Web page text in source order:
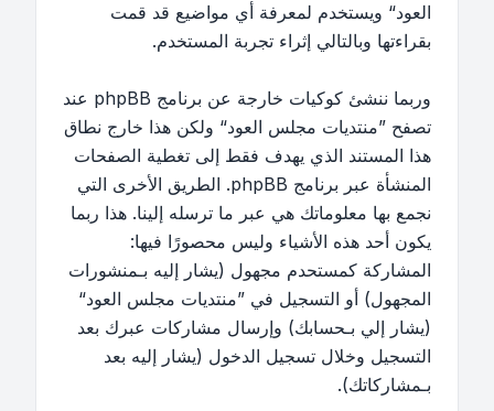
العود“ ويستخدم لمعرفة أي مواضيع قد قمت
بقراءتها وبالتالي إثراء تجربة المستخدم.
وربما ننشئ كوكيات خارجة عن برنامج phpBB عند
تصفح ”منتديات مجلس العود“ ولكن هذا خارج نطاق
هذا المستند الذي يهدف فقط إلى تغطية الصفحات
المنشأة عبر برنامج phpBB. الطريق الأخرى التي
نجمع بها معلوماتك هي عبر ما ترسله إلينا. هذا ربما
يكون أحد هذه الأشياء وليس محصورًا فيها:
المشاركة كمستحدم مجهول (يشار إليه بـمنشورات
المجهول) أو التسجيل في ”منتديات مجلس العود“
(يشار إلي بـحسابك) وإرسال مشاركات عبرك بعد
التسجيل وخلال تسجيل الدخول (يشار إليه بعد
بـمشاركاتك).